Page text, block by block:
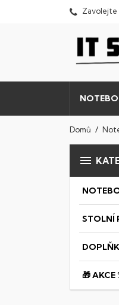
Zavolejte
Domů

STOLNÍ
🎁 AKCE